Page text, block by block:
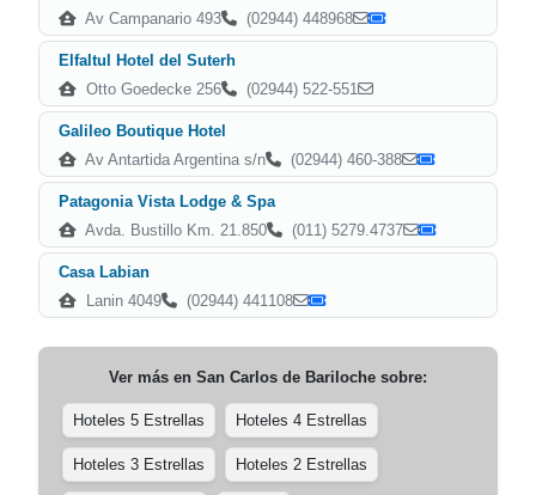
Av Campanario 493
(02944) 448968
Elfaltul Hotel del Suterh
Otto Goedecke 256
(02944) 522-551
Galileo Boutique Hotel
Av Antartida Argentina s/n
(02944) 460-388
Patagonia Vista Lodge & Spa
Avda. Bustillo Km. 21.850
(011) 5279.4737
Casa Labian
Lanin 4049
(02944) 441108
Ver más en San Carlos de Bariloche sobre:
Hoteles 5 Estrellas Hoteles 4 Estrellas
Hoteles 3 Estrellas Hoteles 2 Estrellas